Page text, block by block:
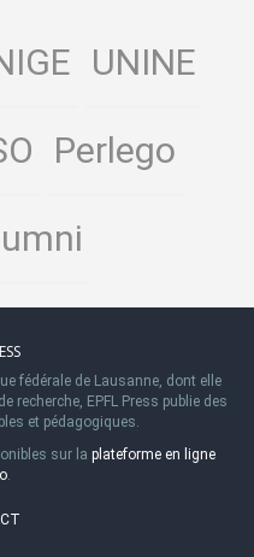
UNINE
Perlego
fédérale de Lausanne, dont elle
recherche, EPFL Press publie des
et pédagogiques.
sur la plateforme en ligne
.